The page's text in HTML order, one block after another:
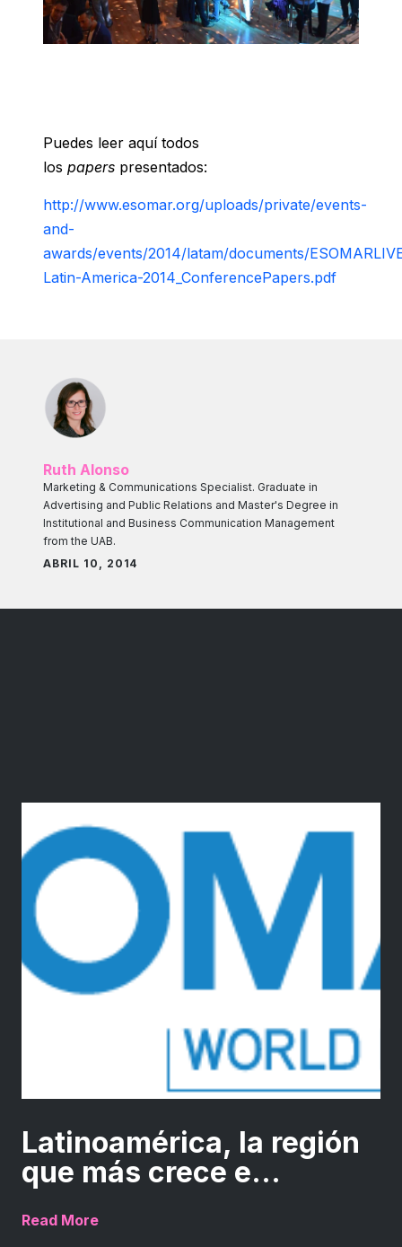
Puedes leer aquí todos
los papers presentados:
http://www.esomar.org/uploads/private/events-
and-
awards/events/2014/latam/documents/
Latin-America-2014_ConferencePapers.pdf
Ruth Alonso
Marketing & Communications Specialist. Graduate in
Advertising and Public Relations and Master's Degree in
Institutional and Business Communication Management
from the UAB.
ABRIL 10, 2014
Latinoamérica, la región
que más crece e...
Read More